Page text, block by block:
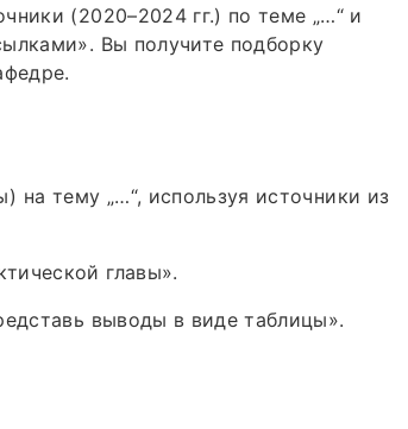
(2020–2024 гг.) по теме „…“ и
Вы получите подборку
на тему „…“, используя источники из
главы».
выводы в виде таблицы».